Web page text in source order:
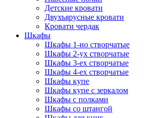
Детские кровати
Двухъярусные кровати
Кровати чердак
Шкафы
Шкафы 1-но створчатые
Шкафы 2-ух створчатые
Шкафы 3-ех створчатые
Шкафы 4-ех створчатые
Шкафы купе
Шкафы купе с зеркалом
Шкафы с полками
Шкафы со штангой